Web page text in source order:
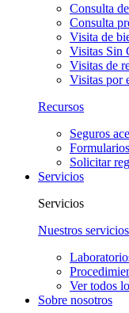
Consulta
Consulta
Visita de
Visitas Sin
Visitas de
Visitas por
Recursos
Seguros
Solicitar
Servicios
Servicios
Nuestros servicios
Ver todos
Sobre nosotros